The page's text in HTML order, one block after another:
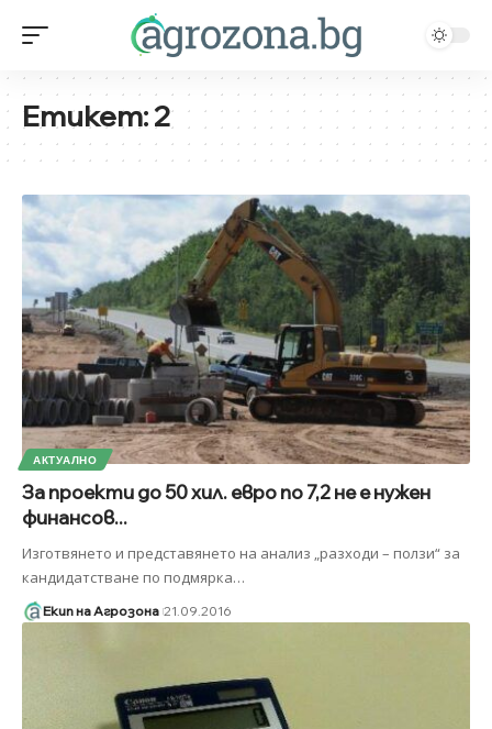
Етикет:2
АКТУАЛНО
За проекти до 50 хил. евро по 7,2 не е нужен
финансов...
Изготвянето и представянето на анализ „разходи – ползи“ за
кандидатстване по подмярка…
Екип на Агрозона 21.09.2016